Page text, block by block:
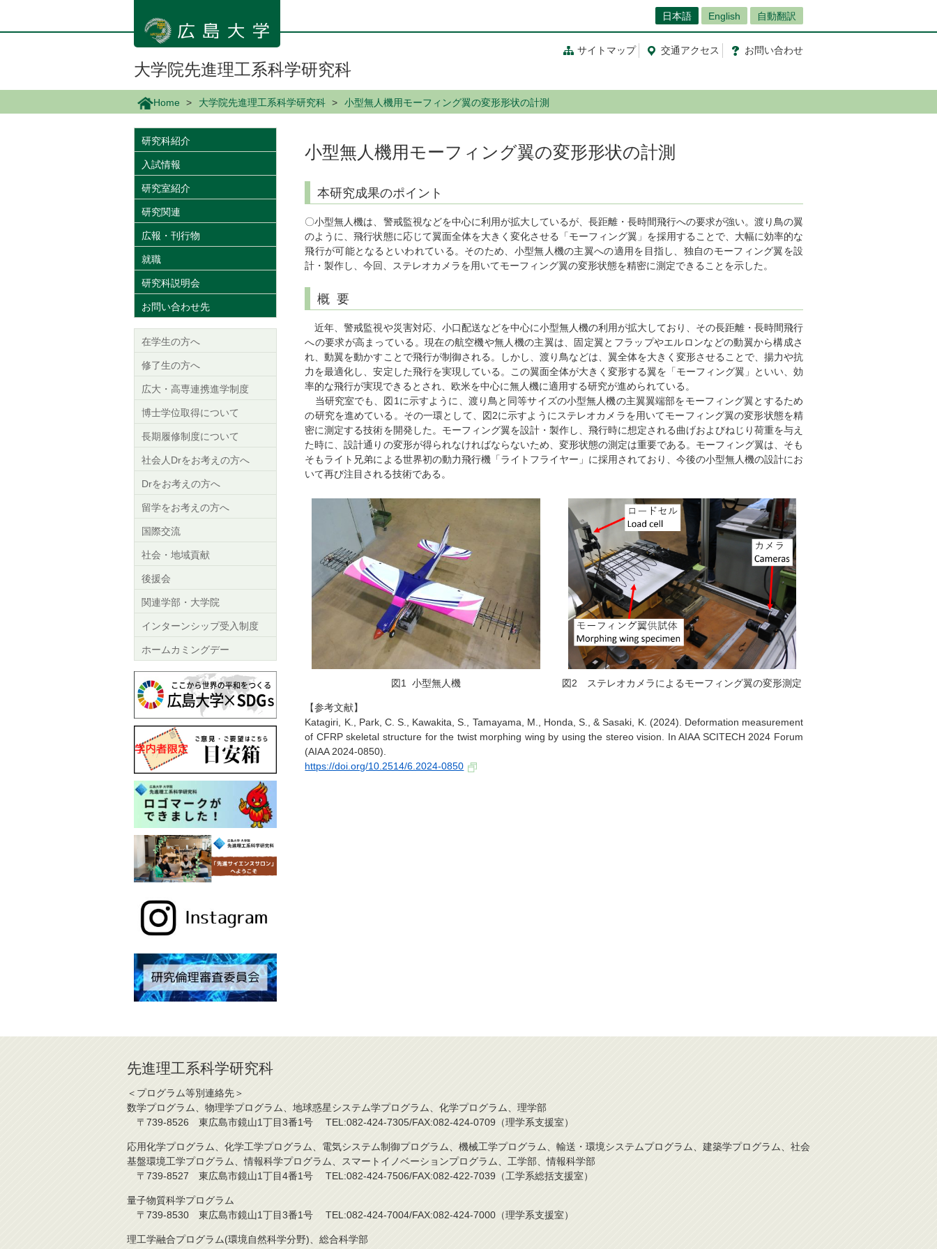
ン
日本語 English 自動翻訳
サイトマップ 交通アクセス お問い合わせ
大学院先進理工系科学研究科
Home 大学院先進理工系科学研究科 小型無人機用モーフィング翼の変形形状の計測
小型無人機用モーフィング翼の変形形状の計測
本研究成果のポイント
〇小型無人機は、警戒監視などを中心に利用が拡大しているが、長距離・長時間飛行への要求が強い。渡り鳥の翼
のように、飛行状態に応じて翼面全体を大きく変化させる「モーフィング翼」を採用することで、大幅に効率的な
飛行が可能となるといわれている。そのため、小型無人機の主翼への適用を目指し、独自のモーフィング翼を設
計・製作し、今回、ステレオカメラを用いてモーフィング翼の変形状態を精密に測定できることを示した。
概 要
近年、警戒監視や災害対応、小口配送などを中心に小型無人機の利用が拡大しており、その長距離・長時間飛行
への要求が高まっている。現在の航空機や無人機の主翼は、固定翼とフラップやエルロンなどの動翼から構成さ
れ、動翼を動かすことで飛行が制御される。しかし、渡り鳥などは、翼全体を大きく変形させることで、揚力や抗
力を最適化し、安定した飛行を実現している。この翼面全体が大きく変形する翼を「モーフィング翼」といい、効
率的な飛行が実現できるとされ、欧米を中心に無人機に適用する研究が進められている。
当研究室でも、図1に示すように、渡り鳥と同等サイズの小型無人機の主翼翼端部をモーフィング翼とするため
の研究を進めている。その一環として、図2に示すようにステレオカメラを用いてモーフィング翼の変形状態を精
密に測定する技術を開発した。モーフィング翼を設計・製作し、飛行時に想定される曲げおよびねじり荷重を与え
た時に、設計通りの変形が得られなければならないため、変形状態の測定は重要である。モーフィング翼は、そも
そもライト兄弟による世界初の動力飛行機「ライトフライヤー」に採用されており、今後の小型無人機の設計にお
いて再び注目される技術である。
図1 小型無人機 図2 ステレオカメラによるモーフィング翼の変形測定
【参考文献】
Katagiri, K., Park, C. S., Kawakita, S., Tamayama, M., Honda, S., & Sasaki, K. (2024). Deformation measurement
of CFRP skeletal structure for the twist morphing wing by using the stereo vision. In AIAA SCITECH 2024 Forum
(AIAA 2024-0850).
https://doi.org/10.2514/6.2024-0850
研究科紹介
入試情報
研究室紹介
研究関連
広報・刊行物
就職
研究科説明会
お問い合わせ先
在学生の方へ
修了生の方へ
広大・高専連携進学制度
博士学位取得について
長期履修制度について
社会人Drをお考えの方へ
Drをお考えの方へ
留学をお考えの方へ
国際交流
社会・地域貢献
後援会
関連学部・大学院
インターンシップ受入制度
ホームカミングデー
先進理工系科学研究科
＜プログラム等別連絡先＞
数学プログラム、物理学プログラム、地球惑星システム学プログラム、化学プログラム、理学部
〒739-8526 東広島市鏡山1丁目3番1号 TEL:082-424-7305/FAX:082-424-0709（理学系支援室）
応用化学プログラム、化学工学プログラム、電気システム制御プログラム、機械工学プログラム、輸送・環境システムプログラム、建築学プログラム、社会
基盤環境工学プログラム、情報科学プログラム、スマートイノベーションプログラム、工学部、情報科学部
〒739-8527 東広島市鏡山1丁目4番1号 TEL:082-424-7506/FAX:082-422-7039（工学系総括支援室）
量子物質科学プログラム
〒739-8530 東広島市鏡山1丁目3番1号 TEL:082-424-7004/FAX:082-424-7000（理学系支援室）
理工学融合プログラム(環境自然科学分野)、総合科学部